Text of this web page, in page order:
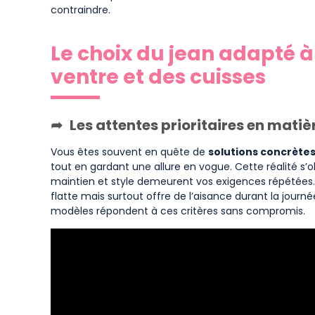
contraindre.
Le choix du jean adapté
ventre et des cuisses
Les attentes prioritaires en
Vous êtes souvent en quête de solutions concrètes
tout en gardant une allure en vogue. Cette réalité
maintien et style demeurent vos exigences
flatte mais surtout offre de l’aisance durant la
modèles répondent à ces critères sans compromis.